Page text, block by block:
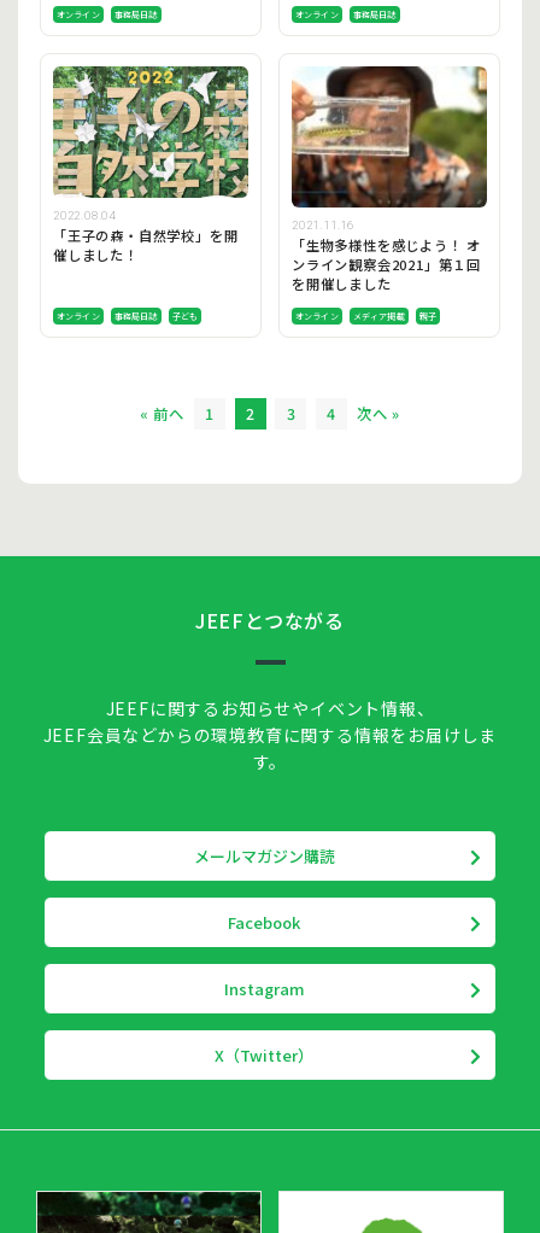
オンライン 事務局日誌 オンライン 事務局日誌
2022.08.04
「王子の森・自然学校」を開
催しました！
オンライン 事務局日誌 子ども
2021.11.16
「生物多様性を感じよう！ オ
ンライン観察会2021」第１回
を開催しました
オンライン メディア掲載 親子
« 前へ 1 2 3 4 次へ »
JEEFとつながる
JEEFに関するお知らせやイベント情報、
JEEF会員などからの環境教育に関する情報をお届けしま
す。
メールマガジン購読
Facebook
Instagram
X（Twitter）